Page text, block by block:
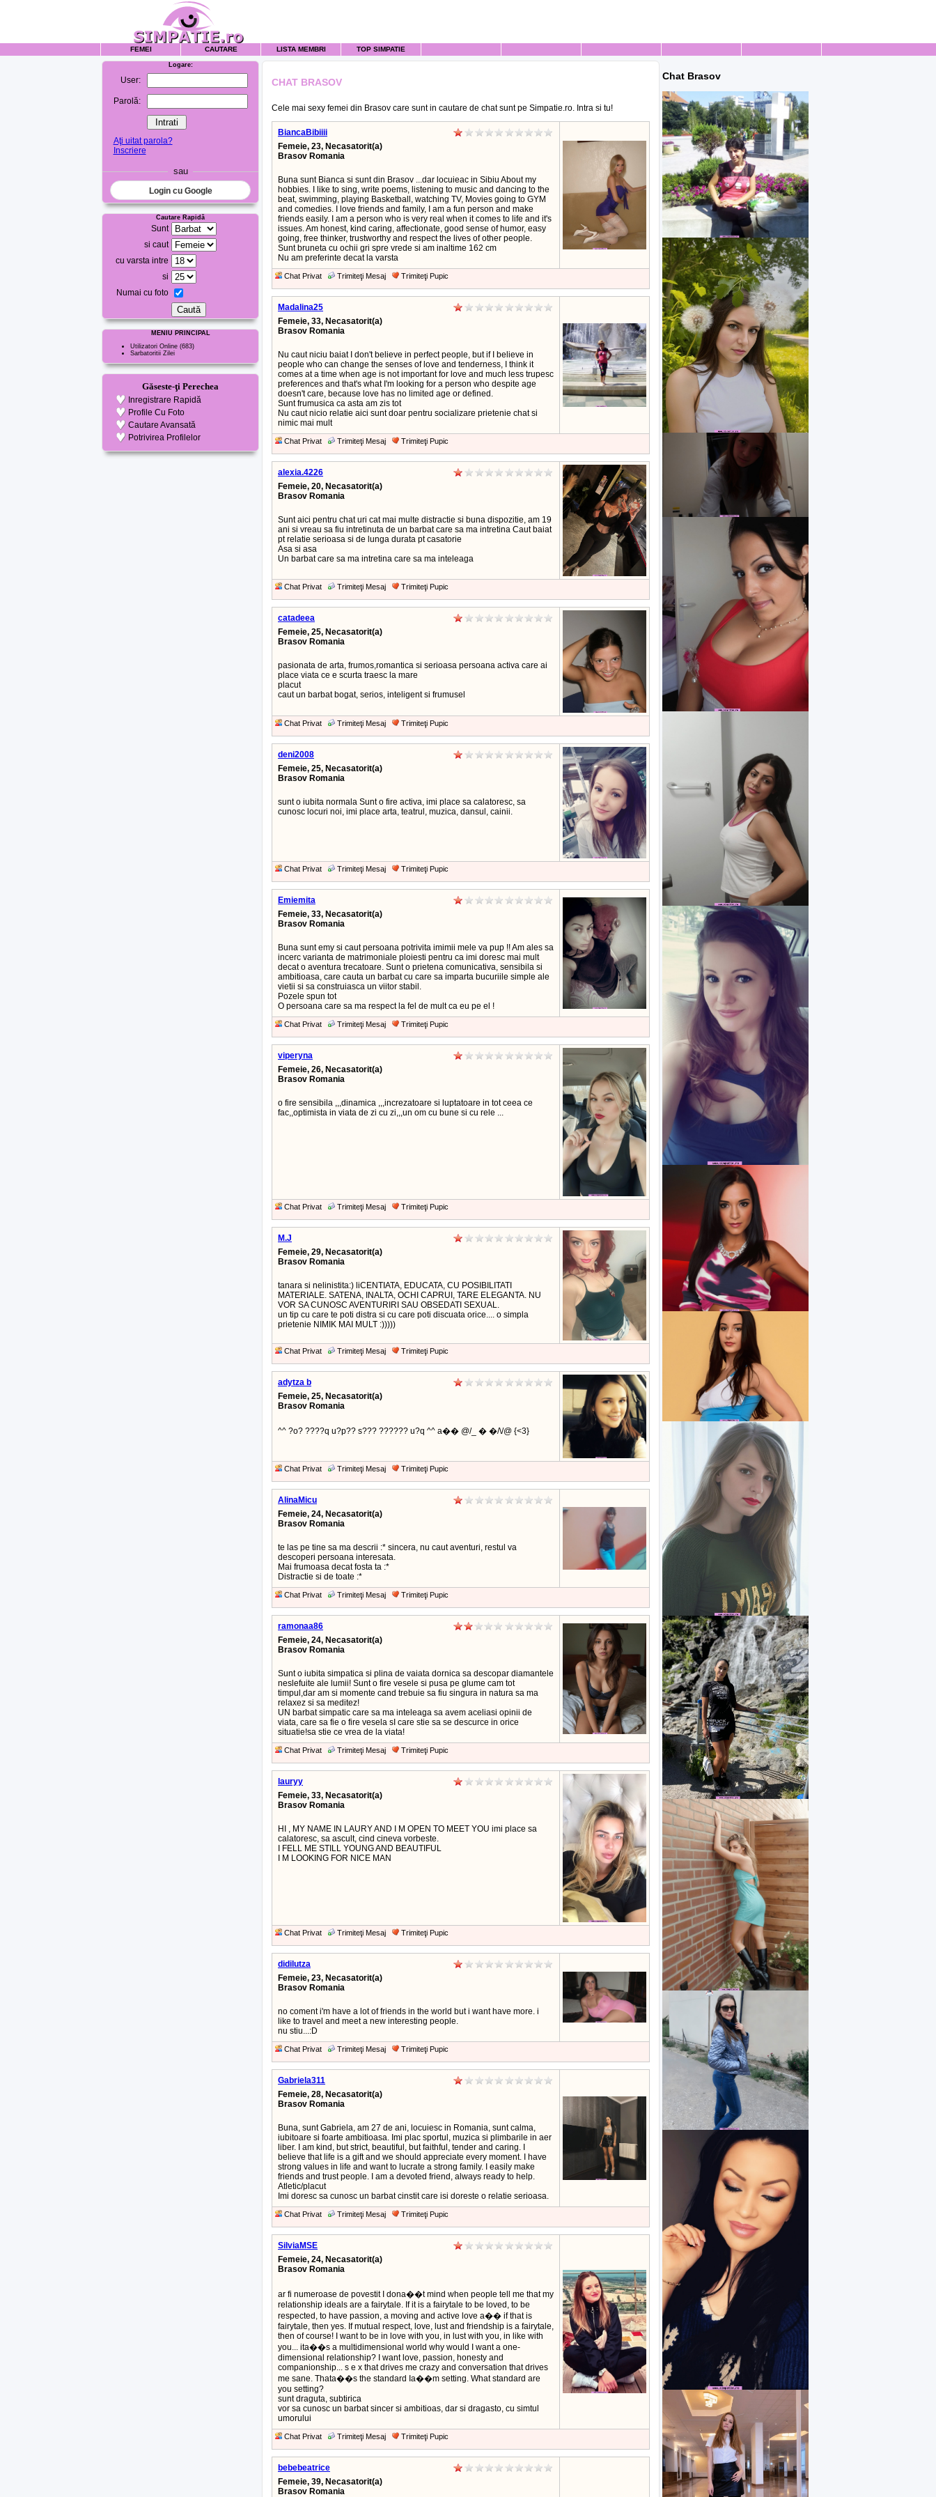
FEMEI CAUTARE LISTA MEMBRI TOP SIMPATIE
Logare:
User:
Parolă:
Aţi uitat parola?
Inscriere
sau
Login cu Google
Cautare Rapidă
Sunt
si caut
cu varsta intre
si
Numai cu foto
MENIU PRINCIPAL
Utilizatori Online (683)
Sarbatoritii Zilei
Găseste-ţi Perechea
Inregistrare Rapidă
Profile Cu Foto
Cautare Avansată
Potrivirea Profilelor
CHAT BRASOV
Cele mai sexy femei din Brasov care sunt in cautare de chat sunt pe Simpatie.ro. Intra si tu!
BiancaBibiiii
Femeie, 23, Necasatorit(a)
Brasov Romania
Buna sunt Bianca si sunt din Brasov ...dar locuieac in Sibiu About my
hobbies. I like to sing, write poems, listening to music and dancing to the
beat, swimming, playing Basketball, watching TV, Movies going to GYM
and comedies. I love friends and family, I am a fun person and make
friends easily. I am a person who is very real when it comes to life and it's
issues. Am honest, kind caring, affectionate, good sense of humor, easy
going, free thinker, trustworthy and respect the lives of other people.
Sunt bruneta cu ochii gri spre vrede si am inaltime 162 cm
Nu am preferinte decat la varsta
Chat Privat Trimiteţi Mesaj Trimiteţi Pupic
Madalina25
Femeie, 33, Necasatorit(a)
Brasov Romania
Nu caut niciu baiat I don't believe in perfect people, but if I believe in
people who can change the senses of love and tenderness, I think it
comes at a time when age is not important for love and much less trupesc
preferences and that's what I'm looking for a person who despite age
doesn't care, because love has no limited age or defined.
Sunt frumusica ca asta am zis tot
Nu caut nicio relatie aici sunt doar pentru socializare prietenie chat si
nimic mai mult
Chat Privat Trimiteţi Mesaj Trimiteţi Pupic
alexia.4226
Femeie, 20, Necasatorit(a)
Brasov Romania
Sunt aici pentru chat uri cat mai multe distractie si buna dispozitie, am 19
ani si vreau sa fiu intretinuta de un barbat care sa ma intretina Caut baiat
pt relatie serioasa si de lunga durata pt casatorie
Asa si asa
Un barbat care sa ma intretina care sa ma inteleaga
Chat Privat Trimiteţi Mesaj Trimiteţi Pupic
catadeea
Femeie, 25, Necasatorit(a)
Brasov Romania
pasionata de arta, frumos,romantica si serioasa persoana activa care ai
place viata ce e scurta traesc la mare
placut
caut un barbat bogat, serios, inteligent si frumusel
Chat Privat Trimiteţi Mesaj Trimiteţi Pupic
deni2008
Femeie, 25, Necasatorit(a)
Brasov Romania
sunt o iubita normala Sunt o fire activa, imi place sa calatoresc, sa
cunosc locuri noi, imi place arta, teatrul, muzica, dansul, cainii.
Chat Privat Trimiteţi Mesaj Trimiteţi Pupic
Emiemita
Femeie, 33, Necasatorit(a)
Brasov Romania
Buna sunt emy si caut persoana potrivita imimii mele va pup !! Am ales sa
incerc varianta de matrimoniale ploiesti pentru ca imi doresc mai mult
decat o aventura trecatoare. Sunt o prietena comunicativa, sensibila si
ambitioasa, care cauta un barbat cu care sa imparta bucuriile simple ale
vietii si sa construiasca un viitor stabil.
Pozele spun tot
O persoana care sa ma respect la fel de mult ca eu pe el !
Chat Privat Trimiteţi Mesaj Trimiteţi Pupic
viperyna
Femeie, 26, Necasatorit(a)
Brasov Romania
o fire sensibila ,,,dinamica ,,,increzatoare si luptatoare in tot ceea ce
fac,,optimista in viata de zi cu zi,,,un om cu bune si cu rele ...
Chat Privat Trimiteţi Mesaj Trimiteţi Pupic
M.J
Femeie, 29, Necasatorit(a)
Brasov Romania
tanara si nelinistita:) liCENTIATA, EDUCATA, CU POSIBILITATI
MATERIALE. SATENA, INALTA, OCHI CAPRUI, TARE ELEGANTA. NU
VOR SA CUNOSC AVENTURIRI SAU OBSEDATI SEXUAL.
un tip cu care te poti distra si cu care poti discuata orice.... o simpla
prietenie NIMIK MAI MULT :)))))
Chat Privat Trimiteţi Mesaj Trimiteţi Pupic
adytza b
Femeie, 25, Necasatorit(a)
Brasov Romania
^^ ?o? ????q u?p?? s??? ?????? u?q ^^ a�� @/_ � �/\/@ {<3}
Chat Privat Trimiteţi Mesaj Trimiteţi Pupic
AlinaMicu
Femeie, 24, Necasatorit(a)
Brasov Romania
te las pe tine sa ma descrii :* sincera, nu caut aventuri, restul va
descoperi persoana interesata.
Mai frumoasa decat fosta ta :*
Distractie si de toate :*
Chat Privat Trimiteţi Mesaj Trimiteţi Pupic
ramonaa86
Femeie, 24, Necasatorit(a)
Brasov Romania
Sunt o iubita simpatica si plina de vaiata dornica sa descopar diamantele
neslefuite ale lumii! Sunt o fire vesele si pusa pe glume cam tot
timpul,dar am si momente cand trebuie sa fiu singura in natura sa ma
relaxez si sa meditez!
UN barbat simpatic care sa ma inteleaga sa avem aceliasi opinii de
viata, care sa fie o fire vesela sI care stie sa se descurce in orice
situatie!sa stie ce vrea de la viata!
Chat Privat Trimiteţi Mesaj Trimiteţi Pupic
lauryy
Femeie, 33, Necasatorit(a)
Brasov Romania
HI , MY NAME IN LAURY AND I M OPEN TO MEET YOU imi place sa
calatoresc, sa ascult, cind cineva vorbeste.
I FELL ME STILL YOUNG AND BEAUTIFUL
I M LOOKING FOR NICE MAN
Chat Privat Trimiteţi Mesaj Trimiteţi Pupic
didilutza
Femeie, 23, Necasatorit(a)
Brasov Romania
no coment i'm have a lot of friends in the world but i want have more. i
like to travel and meet a new interesting people.
nu stiu...:D
Chat Privat Trimiteţi Mesaj Trimiteţi Pupic
Gabriela311
Femeie, 28, Necasatorit(a)
Brasov Romania
Buna, sunt Gabriela, am 27 de ani, locuiesc in Romania, sunt calma,
iubitoare si foarte ambitioasa. Imi plac sportul, muzica si plimbarile in aer
liber. I am kind, but strict, beautiful, but faithful, tender and caring. I
believe that life is a gift and we should appreciate every moment. I have
strong values in life and want to lucrate a strong family. I easily make
friends and trust people. I am a devoted friend, always ready to help.
Atletic/placut
Imi doresc sa cunosc un barbat cinstit care isi doreste o relatie serioasa.
Chat Privat Trimiteţi Mesaj Trimiteţi Pupic
SilviaMSE
Femeie, 24, Necasatorit(a)
Brasov Romania
ar fi numeroase de povestit I dona��t mind when people tell me that my
relationship ideals are a fairytale. If it is a fairytale to be loved, to be
respected, to have passion, a moving and active love a�� if that is
fairytale, then yes. If mutual respect, love, lust and friendship is a fairytale,
then of course! I want to be in love with you, in lust with you, in like with
you... ita��s a multidimensional world why would I want a one-
dimensional relationship? I want love, passion, honesty and
companionship... s e x that drives me crazy and conversation that drives
me sane. Thata��s the standard Ia��m setting. What standard are
you setting?
sunt draguta, subtirica
vor sa cunosc un barbat sincer si ambitioas, dar si dragasto, cu simtul
umorului
Chat Privat Trimiteţi Mesaj Trimiteţi Pupic
bebebeatrice
Femeie, 39, Necasatorit(a)
Brasov Romania
Chat Brasov